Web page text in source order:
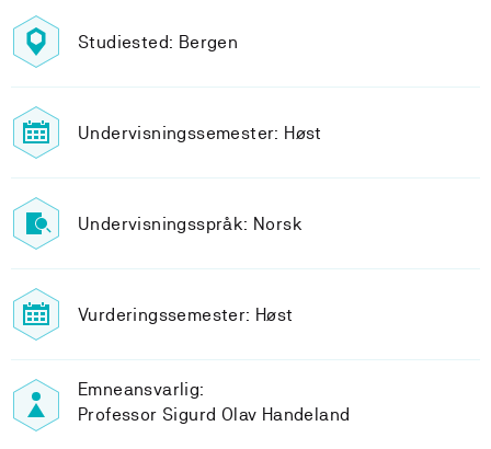
Studiested: Bergen
Undervisningssemester: Høst
Undervisningsspråk: Norsk
Vurderingssemester: Høst
Emneansvarlig:
Professor Sigurd Olav Handeland